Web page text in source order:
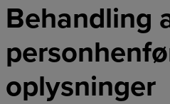
Behandling
oplysninger